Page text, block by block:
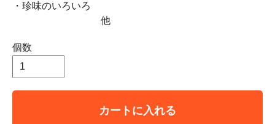
・珍味のいろいろ
他
個数
カートに入れる